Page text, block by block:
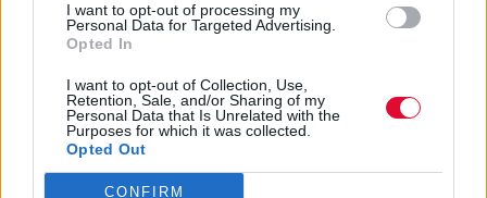
I want to opt-out of processing my
Personal Data for Targeted Advertising.
Opted In
I want to opt-out of Collection, Use,
Retention, Sale, and/or Sharing of my
Personal Data that Is Unrelated with the
Purposes for which it was collected.
Opted Out
CONFIRM
FEEDS
Δεν έχει διακοπές αυτό το καλοκαίρι; Σου
έχουμε τις λύσεις